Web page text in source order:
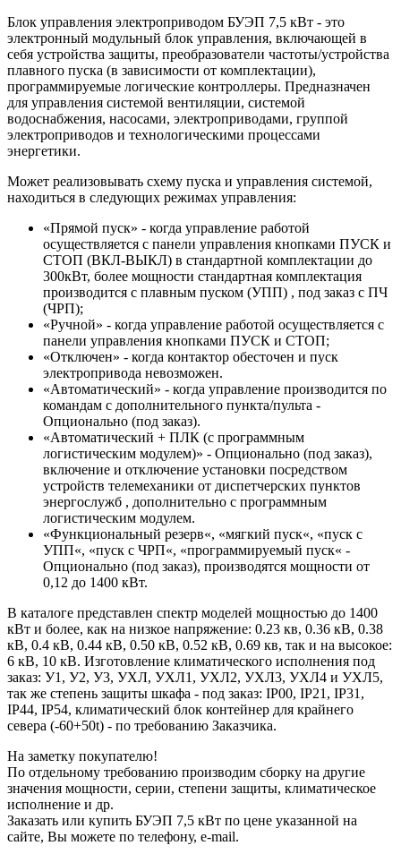
Блок управления электроприводом БУЭП 7,5 кВт - это
электронный модульный блок управления, включающей в
себя устройства защиты, преобразователи частоты/устройства
плавного пуска (в зависимости от комплектации),
программируемые логические контроллеры. Предназначен
для управления системой вентиляции, системой
водоснабжения, насосами, электроприводами, группой
электроприводов и технологическими процессами
энергетики.
Может реализовывать схему пуска и управления системой,
находиться в следующих режимах управления:
«Прямой пуск» - когда управление работой
осуществляется с панели управления кнопками ПУСК и
СТОП (ВКЛ-ВЫКЛ) в стандартной комплектации до
300кВт, более мощности стандартная комплектация
производится с плавным пуском (УПП) , под заказ с ПЧ
(ЧРП);
«Ручной» - когда управление работой осуществляется с
панели управления кнопками ПУСК и СТОП;
«Отключен» - когда контактор обесточен и пуск
электропривода невозможен.
«Автоматический» - когда управление производится по
командам с дополнительного пункта/пульта -
Опционально (под заказ).
«Автоматический + ПЛК (с программным
логистическим модулем)» - Опционально (под заказ),
включение и отключение установки посредством
устройств телемеханики от диспетчерских пунктов
энергослужб , дополнительно с программным
логистическим модулем.
«Функциональный резерв«, «мягкий пуск«, «пуск с
УПП«, «пуск с ЧРП«, «программируемый пуск« -
Опционально (под заказ), производятся мощности от
0,12 до 1400 кВт.
В каталоге представлен спектр моделей мощностью до 1400
кВт и более, как на низкое напряжение: 0.23 кв, 0.36 кВ, 0.38
кВ, 0.4 кВ, 0.44 кВ, 0.50 кВ, 0.52 кВ, 0.69 кв, так и на высокое:
6 кВ, 10 кВ. Изготовление климатического исполнения под
заказ: У1, У2, У3, УХЛ, УХЛ1, УХЛ2, УХЛ3, УХЛ4 и УХЛ5,
так же степень защиты шкафа - под заказ: IP00, IP21, IP31,
IP44, IP54, климатический блок контейнер для крайнего
севера (-60+50t) - по требованию Заказчика.
На заметку покупателю!
По отдельному требованию производим сборку на другие
значения мощности, серии, степени защиты, климатическое
исполнение и др.
Заказать или купить БУЭП 7,5 кВт по цене указанной на
сайте, Вы можете по телефону, e-mail.